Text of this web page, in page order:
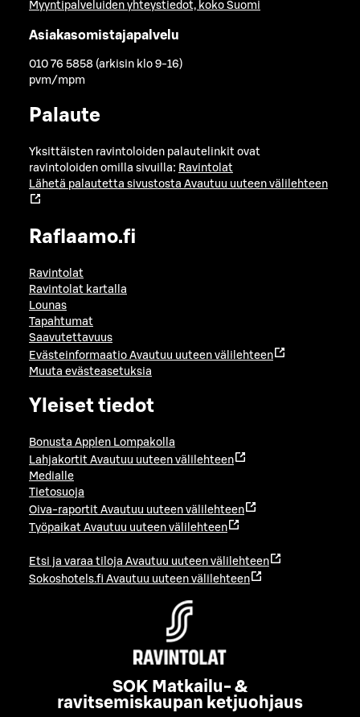
Myyntipalveluiden yhteystiedot, koko Suomi
Asiakasomistajapalvelu
010 76 5858 (arkisin klo 9-16)
pvm/mpm
Palaute
Yksittäisten ravintoloiden palautelinkit ovat
ravintoloiden omilla sivuilla: Ravintolat
Lähetä palautetta sivustosta Avautuu uuteen välilehteen
Raflaamo.fi
Ravintolat
Ravintolat kartalla
Lounas
Tapahtumat
Saavutettavuus
Evästeinformaatio Avautuu uuteen välilehteen
Muuta evästeasetuksia
Yleiset tiedot
Bonusta Applen Lompakolla
Lahjakortit Avautuu uuteen välilehteen
Medialle
Tietosuoja
Oiva-raportit Avautuu uuteen välilehteen
Työpaikat Avautuu uuteen välilehteen
Etsi ja varaa tiloja Avautuu uuteen välilehteen
Sokoshotels.fi Avautuu uuteen välilehteen
SOK Matkailu- &
ravitsemiskaupan ketjuohjaus